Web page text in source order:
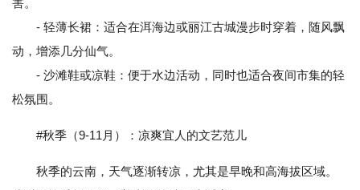
害。
- 轻薄长裙：适合在洱海边或丽江古城漫步时穿着，随风飘
动，增添几分仙气。
- 沙滩鞋或凉鞋：便于水边活动，同时也适合夜间市集的轻
松氛围。
#秋季（9-11月）：凉爽宜人的文艺范儿
秋季的云南，天气逐渐转凉，尤其是早晚和高海拔区域。